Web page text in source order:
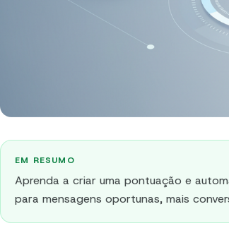
EM RESUMO
Aprenda a criar uma pontuação e
para mensagens oportunas, mais